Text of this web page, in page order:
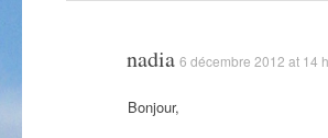
nadia 6 décembre 2012 at 14
Bonjour,